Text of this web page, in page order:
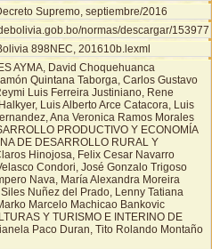
Supremo, septiembre/2016
normas/descargar/153977
898NEC, 201610b.lexml
AYMA, David Choquehuanca
Quintana Taborga, Carlos Gustavo
Luis Ferreira Justiniano, Rene
Luis Alberto Arce Catacora, Luis
Ana Veronica Ramos Morales
PRODUCTIVO Y ECONOMÍA
DE DESARROLLO RURAL Y
Hinojosa, Felix Cesar Navarro
Condori, José Gonzalo Trigoso
Nava, María Alexandra Moreira
Nuñez del Prado, Lenny Tatiana
Marcelo Machicao Bankovic
Y TURISMO E INTERINO DE
Paco Duran, Tito Rolando Montaño